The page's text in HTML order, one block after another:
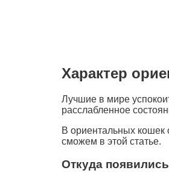
Характер
Лучшие в мире
расслабленное
В ориентальных кошек
сможем в этой статье.
Откуда